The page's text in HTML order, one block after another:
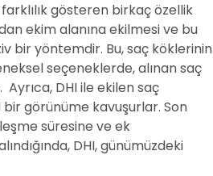
gösteren birkaç özellik
ekim alanına ekilmesi ve bu
bir yöntemdir. Bu, saç köklerinin
seçeneklerde, alınan saç
DHI ile ekilen saç
bir görünüme kavuşurlar. Son
süresine ve ek
DHI, günümüzdeki